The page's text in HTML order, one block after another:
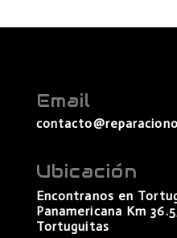
Email
Ubicación
Encontranos en
Panamericana Km
Tortuguitas